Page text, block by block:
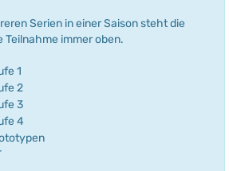
Serien in einer Saison steht die
immer oben.
1
2
3
4